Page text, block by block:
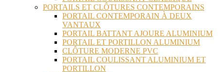
PORTAILS ET CLÔTURES CONTEMPORAINS
PORTAIL CONTEMPORAIN À DEUX
VANTAUX
PORTAIL BATTANT AJOURE ALUMINIUM
PORTAIL ET PORTILLON ALUMINIUM
CLÔTURE MODERNE PVC
PORTAIL COULISSANT ALUMINIUM ET
PORTILLON